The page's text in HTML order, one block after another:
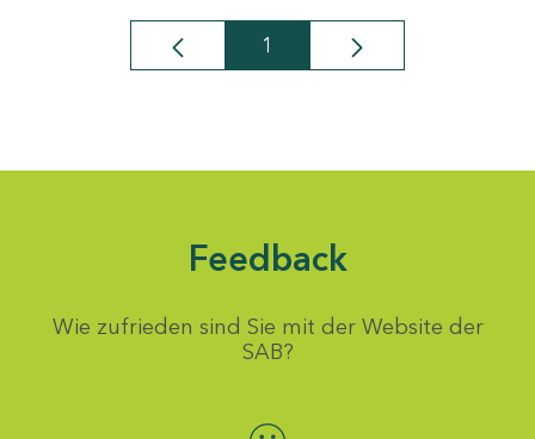
Seite
1
Feedback
Wie zufrieden sind Sie mit der Website der
SAB?
Bewertung auswählen